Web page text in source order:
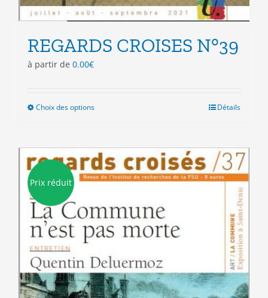
REGARDS CROISES N°39
à partir de 0.00€
Choix des optionsCe
plusieurs
variations.
Les
être
choisies
sur
page
du
produit
Détails
Prix réduit